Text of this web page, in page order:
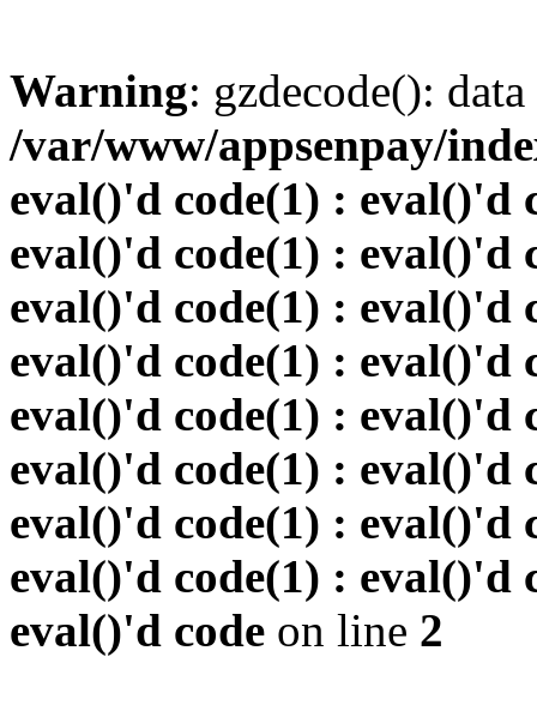
Warning: gzdecode():
/var/www/appsenpay/
eval()'d code(1) : eval()'d
eval()'d code(1) : eval()'d
eval()'d code(1) : eval()'d
eval()'d code(1) : eval()'d
eval()'d code(1) : eval()'d
eval()'d code(1) : eval()'d
eval()'d code(1) : eval()'d
eval()'d code(1) : eval()'d
eval()'d code on line 2